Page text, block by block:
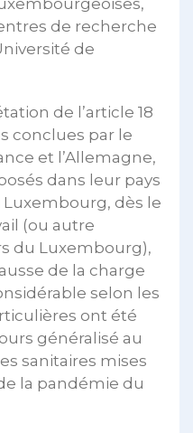
de recherche
de
de l’article 18
conclues par le
et l’Allemagne,
dans leur pays
dès le
(ou autre
du Luxembourg),
de la charge
selon les
ont été
généralisé au
sanitaires mises
la pandémie du